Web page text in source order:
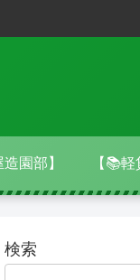
造園部】 【📚
検索